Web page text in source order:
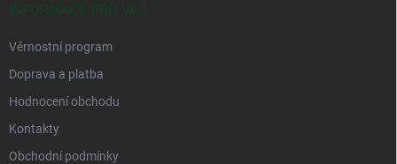
INFORMACE PRO VÁS
Věrnostní program
Doprava a platba
Hodnocení obchodu
Kontakty
Obchodní podmínky